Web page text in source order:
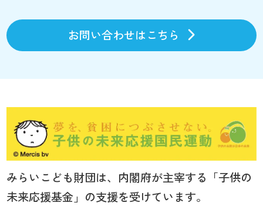
お問い合わせはこちら
みらいこども財団は、内閣府が主宰する「子供の
未来応援基金」の支援を受けています。